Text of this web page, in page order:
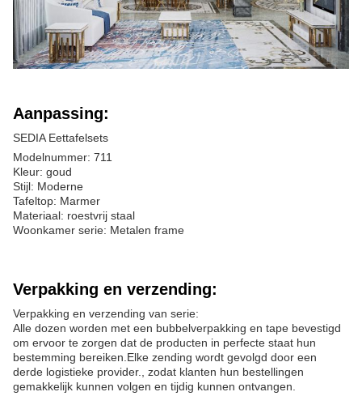
Aanpassing:
SEDIA Eettafelsets
Modelnummer: 711
Kleur: goud
Stijl: Moderne
Tafeltop: Marmer
Materiaal: roestvrij staal
Woonkamer serie: Metalen frame
Verpakking en verzending:
Verpakking en verzending van serie:
Alle dozen worden met een bubbelverpakking en tape bevestigd
om ervoor te zorgen dat de producten in perfecte staat hun
bestemming bereiken.Elke zending wordt gevolgd door een
derde logistieke provider., zodat klanten hun bestellingen
gemakkelijk kunnen volgen en tijdig kunnen ontvangen.